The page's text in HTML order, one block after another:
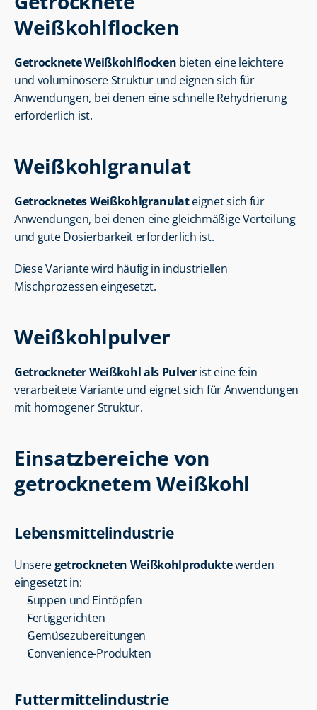
Weißkohlflocken
Getrocknete Weißkohlflocken bieten eine leichtere
und voluminösere Struktur und eignen sich für
Anwendungen, bei denen eine schnelle Rehydrierung
erforderlich ist.
Weißkohlgranulat
Getrocknetes Weißkohlgranulat eignet sich für
Anwendungen, bei denen eine gleichmäßige Verteilung
und gute Dosierbarkeit erforderlich ist.
Diese Variante wird häufig in industriellen
Mischprozessen eingesetzt.
Weißkohlpulver
Getrockneter Weißkohl als Pulver ist eine fein
verarbeitete Variante und eignet sich für Anwendungen
mit homogener Struktur.
Einsatzbereiche von
getrocknetem Weißkohl
Lebensmittelindustrie
Unsere getrockneten Weißkohlprodukte werden
eingesetzt in:
Suppen und Eintöpfen
Fertiggerichten
Gemüsezubereitungen
Convenience-Produkten
Futtermittelindustrie